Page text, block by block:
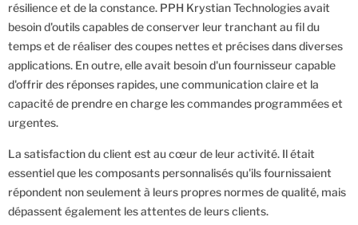
résilience et de la constance. PPH Krystian Technologies avait
besoin d'outils capables de conserver leur tranchant au fil du
temps et de réaliser des coupes nettes et précises dans diverses
applications. En outre, elle avait besoin d'un fournisseur capable
d'offrir des réponses rapides, une communication claire et la
capacité de prendre en charge les commandes programmées et
urgentes.
La satisfaction du client est au cœur de leur activité. Il était
essentiel que les composants personnalisés qu'ils fournissaient
répondent non seulement à leurs propres normes de qualité, mais
dépassent également les attentes de leurs clients.